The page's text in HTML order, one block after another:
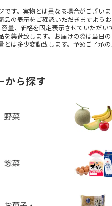
です。実物とは異なる場合がござい
品の表示をご確認いただきますよう
量、価格を固定表示させていただい
を集荷致します。お届けの際は当日
とは多少変動致します。予めご了承の
から探す